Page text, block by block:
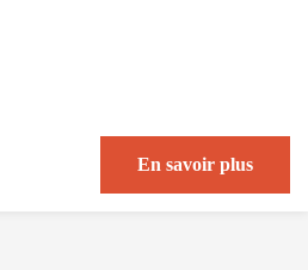
En savoir plus